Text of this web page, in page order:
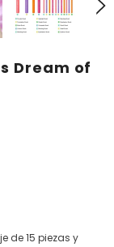
Dream of
de 15 piezas y